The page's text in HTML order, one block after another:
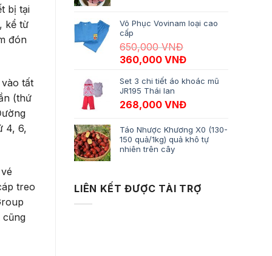
bị tại
kể từ
đón
tất
(thứ
4, 6,
treo
cũng
Võ Phục Vovinam loại cao
cấp
650,000VNĐ
Giá gốc là: 650,000 VNĐ.
360,000 VNĐGiá hiện tại là:
Set 3 chi tiết áo khoác mũ
JR195 Thái lan
268,000 VNĐ
Táo Nhược Khương X0 (130-
150 quả/1kg) quả khô tự
nhiên trên cây
LIÊN KẾT ĐƯỢC TÀI TRỢ